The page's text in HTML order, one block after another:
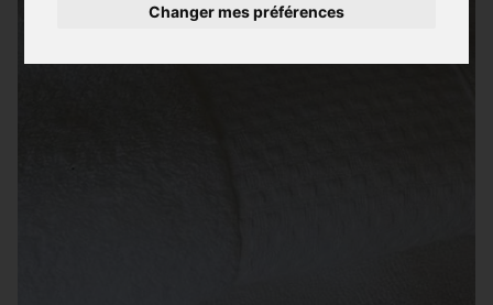
Changer mes préférences